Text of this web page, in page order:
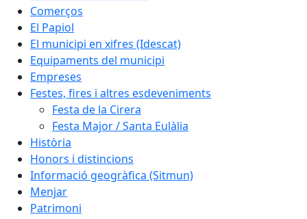
Comerços
El Papiol
El municipi en xifres (Idescat)
Equipaments del municipi
Empreses
Festes, fires i altres esdeveniments
Festa de la Cirera
Festa Major / Santa Eulàlia
Història
Honors i distincions
Informació geogràfica (Sitmun)
Menjar
Patrimoni